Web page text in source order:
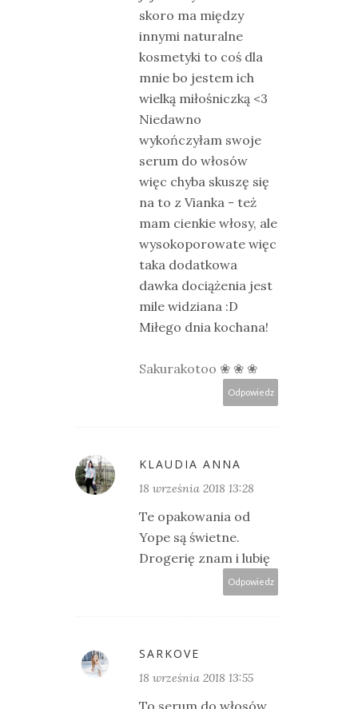
skoro ma między
innymi naturalne
kosmetyki to coś dla
mnie bo jestem ich
wielką miłośniczką <3
Niedawno
wykończyłam swoje
serum do włosów
więc chyba skuszę się
na to z Vianka - też
mam cienkie włosy, ale
wysokoporowate więc
taka dodatkowa
dawka dociążenia jest
mile widziana :D
Miłego dnia kochana!
Sakurakotoo ❀ ❀ ❀
Odpowiedz
KLAUDIA ANNA
18 września 2018 13:28
Te opakowania od
Yope są świetne.
Drogerię znam i lubię
Odpowiedz
SARKOVE
18 września 2018 13:55